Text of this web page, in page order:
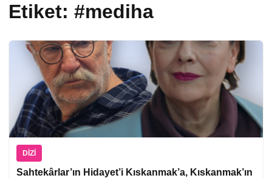
Etiket: #mediha
DIZI
Sahtekârlar’ın Hidayet’i Kıskanmak’a, Kıskanmak’ın